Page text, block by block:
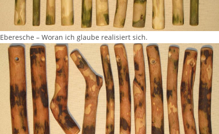
Eberesche – Woran ich glaube realisiert sich.